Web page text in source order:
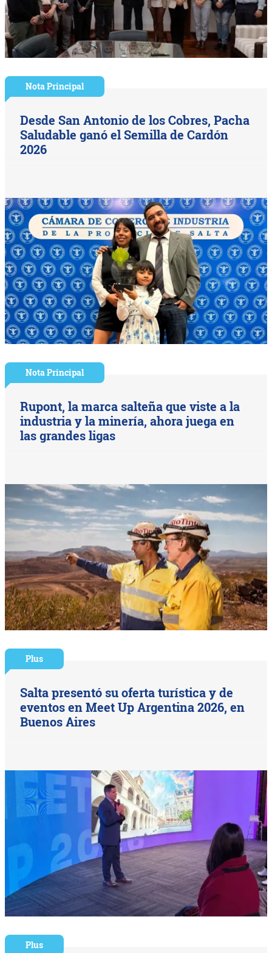
Nota Principal
Desde San Antonio de los Cobres, Pacha
Saludable ganó el Semilla de Cardón
2026
Nota Principal
Rupont, la marca salteña que viste a la
industria y la minería, ahora juega en
las grandes ligas
Plus
Salta presentó su oferta turística y de
eventos en Meet Up Argentina 2026, en
Buenos Aires
Plus